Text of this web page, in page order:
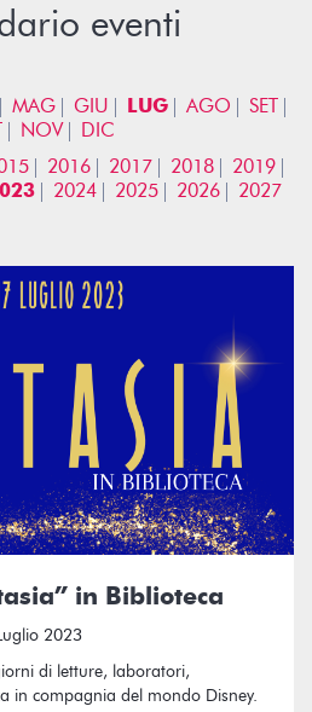
eventi
MAG GIU LUG AGO
SET
NOV
DIC
2016 2017 2018
2019
2024 2025 2026 2027
in Biblioteca
2023
di letture, laboratori,
in compagnia del mondo Disney.